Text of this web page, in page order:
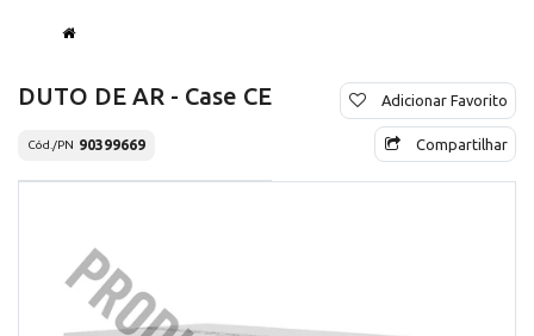
DUTO DE AR - Case CE
Cód./PN 90399669
Adicionar Favorito
Compartilhar